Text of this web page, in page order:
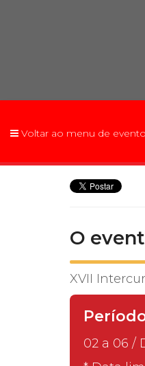
2ª
Voltar ao menu de
O
XVII
02 a 06 /